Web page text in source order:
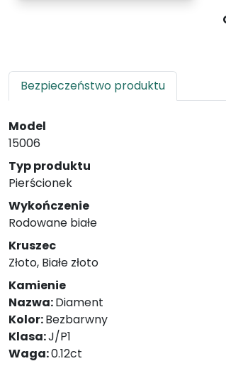
Bezpieczeństwo produktu
Model
15006
Typ produktu
Pierścionek
Wykończenie
Rodowane białe
Kruszec
Złoto, Białe złoto
Kamienie
Nazwa:Diament
Kolor:Bezbarwny
Klasa:J/P1
Waga:0.12ct